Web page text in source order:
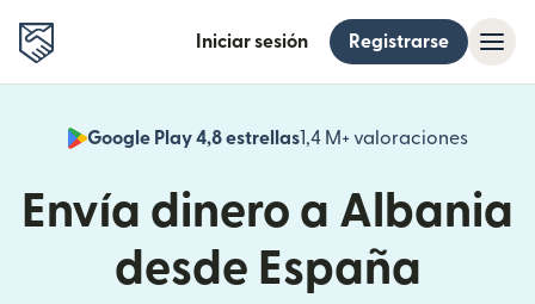
Iniciar sesión Registrarse
Google Play 4,8 estrellas1,4 M+ valoraciones
(se
Envía dinero a Albania
desde España